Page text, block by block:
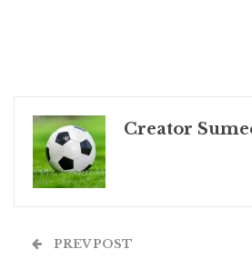
Creator
PREV POST